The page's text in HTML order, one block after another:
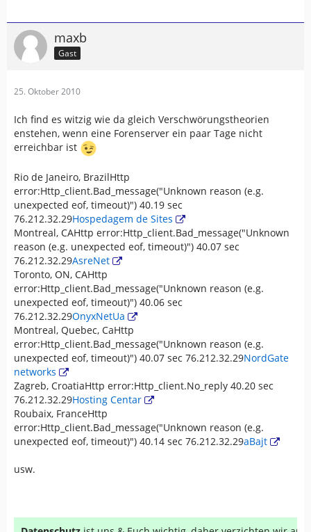
maxb
Gast
25. Oktober 2010
Ich find es witzig wie da gleich Verschwörungstheorien
enstehen, wenn eine Forenserver ein paar Tage nicht
erreichbar ist
Rio de Janeiro, BrazilHttp
error:Http_client.Bad_message("Unknown reason (e.g.
unexpected eof, timeout)") 40.19 sec
76.212.32.29Hospedagem de Sites
Montreal, CAHttp error:Http_client.Bad_message("Unknown
reason (e.g. unexpected eof, timeout)") 40.07 sec
76.212.32.29AsreNet
Toronto, ON, CAHttp
error:Http_client.Bad_message("Unknown reason (e.g.
unexpected eof, timeout)") 40.06 sec
76.212.32.29OnyxNetUa
Montreal, Quebec, CaHttp
error:Http_client.Bad_message("Unknown reason (e.g.
unexpected eof, timeout)") 40.07 sec 76.212.32.29NordGate
networks
Zagreb, CroatiaHttp error:Http_client.No_reply 40.20 sec
76.212.32.29Hosting Centar
Roubaix, FranceHttp
error:Http_client.Bad_message("Unknown reason (e.g.
unexpected eof, timeout)") 40.14 sec 76.212.32.29aBajt
usw.